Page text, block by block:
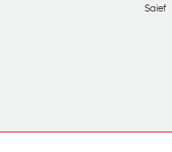
Saief